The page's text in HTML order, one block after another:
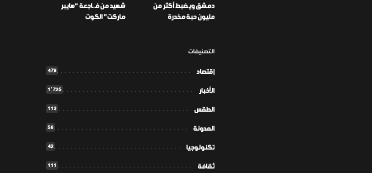
دمشق ويضبط أكثر من
مليون حبة مخدرة
شهيد من فـ ـاجعة “هايبر
ماركت” الكوت
التصنيفات
إقتصاد 478
الأخبار 1٬725
الطقس 113
المدونة 56
تكنولوجيا 42
ثقافة 111